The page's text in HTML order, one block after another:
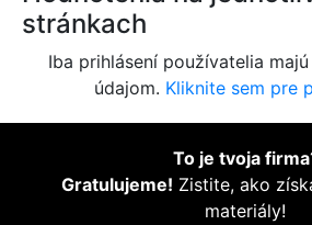
stránkach
Iba prihlásení používatelia
údajom. Kliknite sem pre
To je tvoja firma
Gratulujeme! Zistite, ako
materiály!